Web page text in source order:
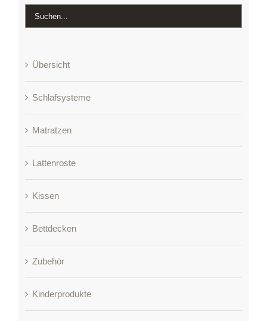
Übersicht
Schlafsysteme
Matratzen
Lattenroste
Kissen
Bettdecken
Zubehör
Kinderprodukte